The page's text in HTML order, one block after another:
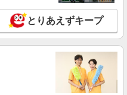
。・゜+゜・。○。・゜+゜
の店舗スタッフ
300000円（経験・能力によ
★交通費別途支給（規定あり）
゜・。○。・゜+゜ 入社祝い金
ン
) ゜・。○。・゜+゜・。
良区のsoftbankショップ
とりあえずキープ